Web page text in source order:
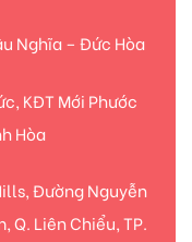
Nghĩa – Đức Hòa
KĐT Mới Phước
Hòa
Đường Nguyễn
Q. Liên Chiểu, TP.